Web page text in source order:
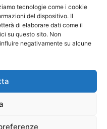
tecnologie come i cookie
del dispositivo. Il
di elaborare dati come il
su questo sito. Non
negativamente su alcune